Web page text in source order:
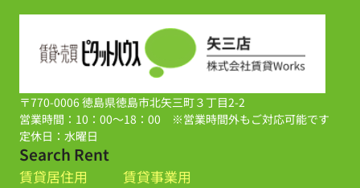
〒770-0006 徳島県徳島市北矢三町３丁目2-2
営業時間：10：00～18：00 ※営業時間外もご対応可能です
定休日：水曜日
Search Rent
賃貸居住用
賃貸事業用